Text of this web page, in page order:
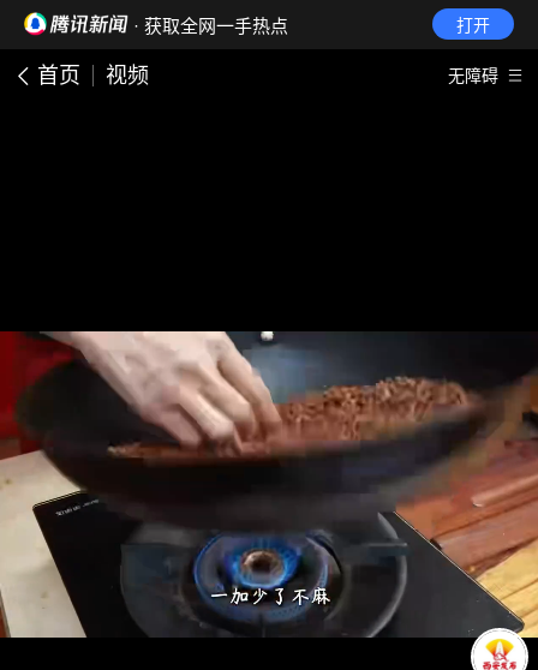
· 获取全网一手热点 打开
首页 视频 无障碍